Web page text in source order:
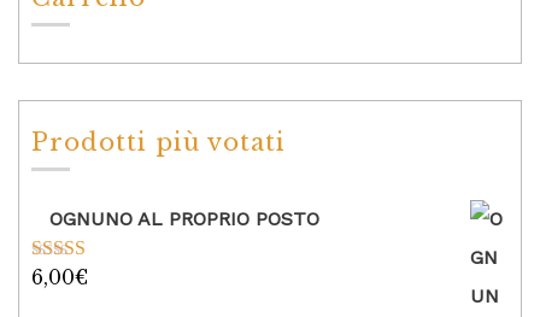
Prodotti più votati
OGNUNO AL PROPRIO POSTO
Valutato
6,00€